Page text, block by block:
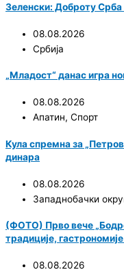
Зеленски: Доброту
08.08.2026
Србија
„Младост“ данас игра
08.08.2026
Апатин, Спорт
Кула спремна за
динара
08.08.2026
Западнобачки
(ФОТО) Прво вече
традиције,
08.08.2026